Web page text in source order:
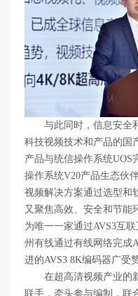
与此同时，信息安全
科技视频技术和产品的国
产品与统信操作系统UOS
操作系统V20产品生态伙
视频解决方案通过选型和
又聚焦高效、安全和节能
为唯一一家通过AVS3互
州有线通过有线网络完成
进的AVS3 8K编码器广受
在超高清视频产业的
联手，牵头参与编制，联